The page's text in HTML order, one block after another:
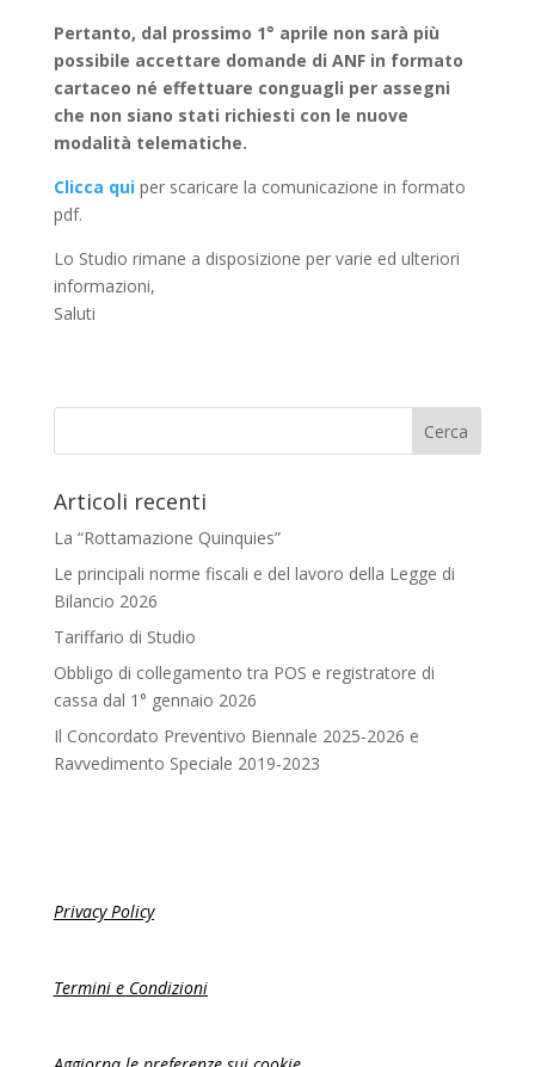
Pertanto, dal prossimo 1° aprile non sarà più
possibile accettare domande di ANF in formato
cartaceo né effettuare conguagli per assegni
che non siano stati richiesti con le nuove
modalità telematiche.
Clicca qui per scaricare la comunicazione in formato
pdf.
Lo Studio rimane a disposizione per varie ed ulteriori
informazioni,
Saluti
Articoli recenti
La “Rottamazione Quinquies”
Le principali norme fiscali e del lavoro della Legge di
Bilancio 2026
Tariffario di Studio
Obbligo di collegamento tra POS e registratore di
cassa dal 1° gennaio 2026
Il Concordato Preventivo Biennale 2025-2026 e
Ravvedimento Speciale 2019-2023
Privacy Policy
Termini e Condizioni